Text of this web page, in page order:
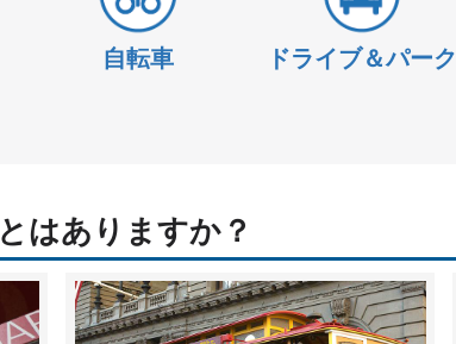
よ
う
に
自転車 ドライブ＆パーク
はありますか？